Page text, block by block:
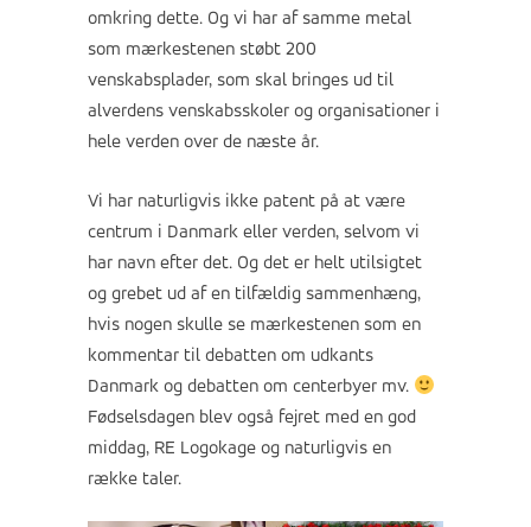
omkring dette. Og vi har af samme metal
som mærkestenen støbt 200
venskabsplader, som skal bringes ud til
alverdens venskabsskoler og organisationer i
hele verden over de næste år.
Vi har naturligvis ikke patent på at være
centrum i Danmark eller verden, selvom vi
har navn efter det. Og det er helt utilsigtet
og grebet ud af en tilfældig sammenhæng,
hvis nogen skulle se mærkestenen som en
kommentar til debatten om udkants
Danmark og debatten om centerbyer mv.
Fødselsdagen blev også fejret med en god
middag, RE Logokage og naturligvis en
række taler.